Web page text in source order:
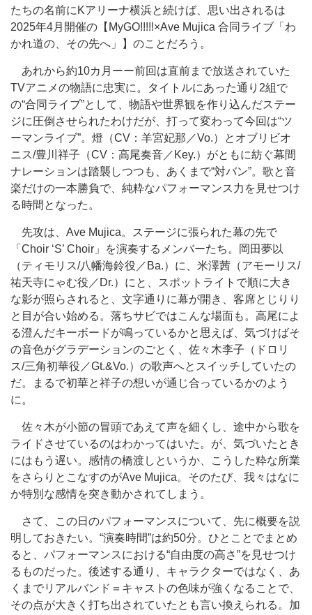
たちの名前にKアリーナ横浜と続けば、思い出されるは
2025年4月開催の【MyGO!!!!!×Ave Mujica 合同ライブ「わ
かれ道の、その先へ」】のことだろう。
あれから約10カ月ーー前回は直前まで放送されていた
TVアニメの物語に忠実に。タイトルにあった通り2組で
の“合同ライブ”として、物語や世界観を作り込んだステー
ジに圧倒させられたわけだが、打って変わって今回は“ツ
ーマンライブ”。燈（CV：羊宮妃那／Vo.）とオブリビオ
ニス/豊川祥子（CV：高尾奏音／Key.）がともに紡ぐ幕間
ナレーションは踏襲しつつも、あくまで“対バン”。歌と音
楽だけの一本勝負で、純粋なパフォーマンス力を見せつけ
る時間となった。
先攻は、Ave Mujica。ステージに張られた幕の先で
「Choir ‘S’ Choir」を演奏するメンバーたち。岡田夢以
（ティモリス/八幡海鈴役／Ba.）に、米澤茜（アモーリス/
祐天寺にゃむ役／Dr.）にと、スポットライトで順に大き
な影が照らされると、文字通りに幕が開き、客席とじりり
と目が合い始める。落ちサビではこんな場面も。高尾によ
る澄んだキーボードが鳴っているかと思えば、気づけばそ
の音色がグラデーションのごとく、佐々木李子（ドロリ
ス/三角初華役／Gt.&Vo.）の歌声へとスイッチしていたの
だ。まるで初華と祥子の想いが通じ合っているかのよう
に。
佐々木が小節の冒頭であえて声を細くし、途中から歌を
ライドさせているのはわかってはいた。が、気づいたとき
にはもう遅い。感情の橋渡しというか、こうした粋な所業
をさらりとこなすのがAve Mujica。そのたび、我々はなに
か特別な感情を突き動かされてしまう。
さて、この日のパフォーマンスについて、先に概要を説
明しておきたい。“演奏時間”は約50分。ひとことでまとめ
ると、パフォーマンスにおける“自由度の高さ”を見せつけ
るものだった。後述する通り、キャラクターではなく、あ
くまでリアルバンド＝キャストの色味が強くなることで、
その点が大きく打ち出されていたとも言い換えられる。加